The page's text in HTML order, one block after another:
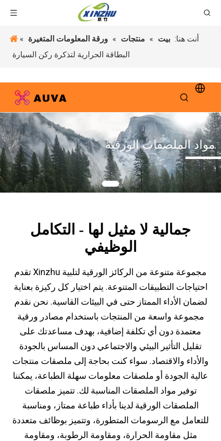
أنت هنا: بيت » منتجات » ورقة المعلومات المتغيرة »
البطاقة الحرارية لتذكرة ركن السيارة
مواد الملصقات الورقية
جمالية لا مثيل لها - التكامل
الوظيفي
تقدم Xinzhu مجموعة متنوعة من الركائز الورقية لتلبية
احتياجات التطبيقات المتنوعة. يتم اختيار كل ركيزة بعناية
لضمان الأداء الممتاز حتى في البيئات القاسية. نحن نقدم
مجموعة واسعة من المنتجات باستخدام مصادر ورقية
معتمدة دون أي تكلفة إضافية، بهدف مساعدتك على
تقليل التأثير البيئي والاجتماعي دون المساس بالجودة
والأداء والاقتصاد. سواء كنت بحاجة إلى ملصقات منتجات
عالية الجودة أو ملصقات معلومات سهلة الطباعة، يمكننا
توفير مواد الملصقات المناسبة لك. تتميز ملصقات
الملصقات الورقية لدينا بأداء طباعة ممتاز، ومناسبة
للتعامل مع الرسومات المتطورة، وتتميز بوظائف متعددة
مثل مقاومة الحرارة، ومقاومة الرطوبة، ومقاومة